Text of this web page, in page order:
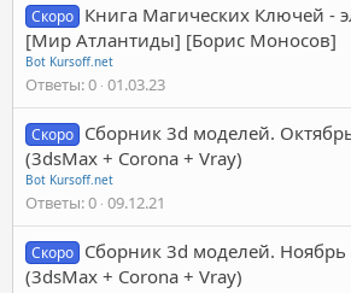
Скоро Книга Магических Ключей -
[Мир Атлантиды] [Борис Моносов]
Bot Kursoff.net
Ответы 0 01.03.23
Скоро Сборник 3d моделей.
(3dsMax + Corona + Vray)
Bot Kursoff.net
Ответы 0 09.12.21
Скоро Сборник 3d моделей. Ноябрь
(3dsMax + Corona + Vray)